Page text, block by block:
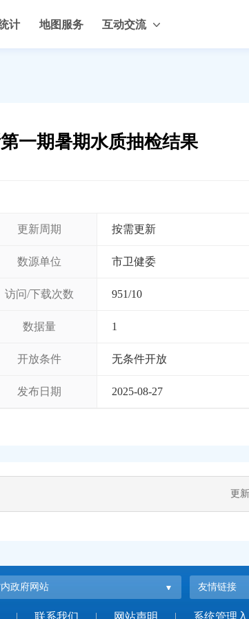
计 地图服务 互动交流
一期暑期水质抽检结果
更新周期 按需更新
数源单位 市卫健委
访问/下载次数 951/10
数据量 1
开放条件 无条件开放
发布日期 2025-08-27
更
政府网站 友情链接
| 联系我们 | 网站声明 | 系统管理